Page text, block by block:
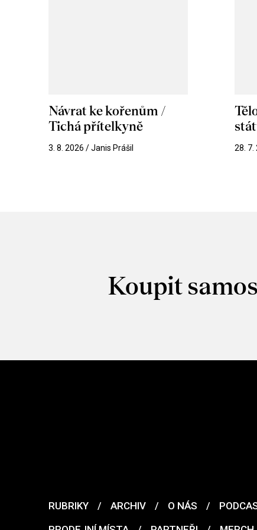
Návrat ke kořenům /
Tichá přítelkyně
3. 8. 2026 / Janis Prášil 28. 7.
Koupit
RUBRIKY / ARCHIV / O NÁS /